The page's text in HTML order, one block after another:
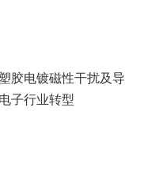
胶电镀磁性干扰及导
子行业转型